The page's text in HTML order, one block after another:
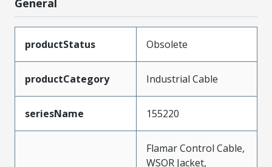
productStatus Obsolete
productCategory Industrial Cable
seriesName 155220
Flamar Control Cable,
WSOR Jacket,